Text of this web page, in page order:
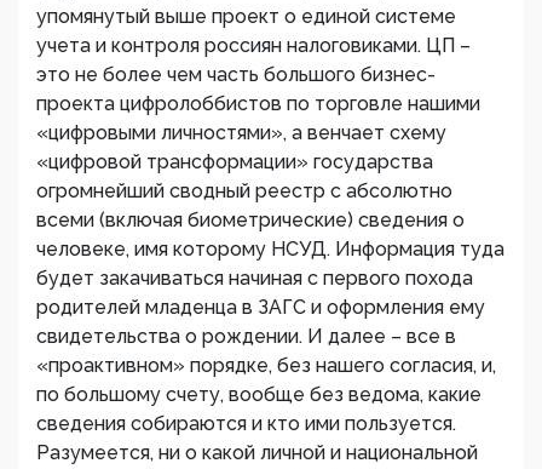
упомянутый выше проект о единой системе
учета и контроля россиян налоговиками. ЦП –
это не более чем часть большого бизнес-
проекта цифролоббистов по торговле нашими
«цифровыми личностями», а венчает схему
«цифровой трансформации» государства
огромнейший сводный реестр с абсолютно
всеми (включая биометрические) сведения о
человеке, имя которому НСУД. Информация туда
будет закачиваться начиная с первого похода
родителей младенца в ЗАГС и оформления ему
свидетельства о рождении. И далее – все в
«проактивном» порядке, без нашего согласия, и,
по большому счету, вообще без ведома, какие
сведения собираются и кто ими пользуется.
Разумеется, ни о какой личной и национальной